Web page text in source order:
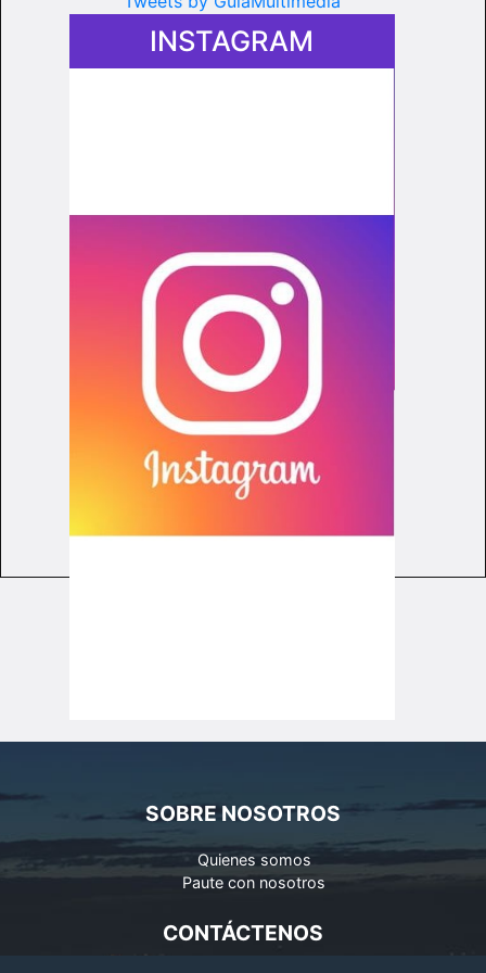
INSTAGRAM
SOBRE NOSOTROS
Quienes somos
Paute con nosotros
CONTÁCTENOS